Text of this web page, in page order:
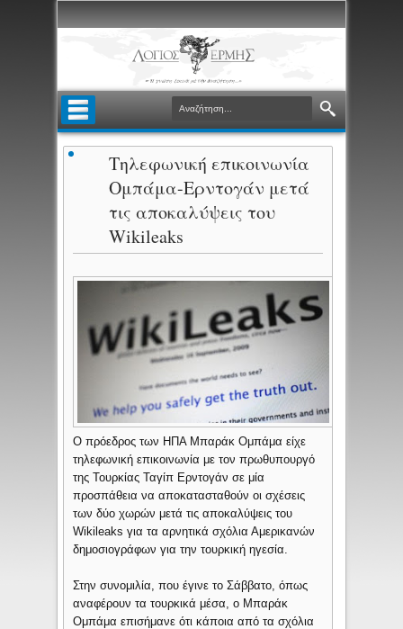
Τηλεφωνική επικοινωνία
Ομπάμα-Ερντογάν μετά
τις αποκαλύψεις του
Wikileaks
Ο πρόεδρος των ΗΠΑ Μπαράκ Ομπάμα είχε
τηλεφωνική επικοινωνία με τον πρωθυπουργό
της Τουρκίας Ταγίπ Ερντογάν σε μία
προσπάθεια να αποκατασταθούν οι σχέσεις
των δύο χωρών μετά τις αποκαλύψεις του
Wikileaks για τα αρνητικά σχόλια Αμερικανών
δημοσιογράφων για την τουρκική ηγεσία.
Στην συνομιλία, που έγινε το Σάββατο, όπως
αναφέρουν τα τουρκικά μέσα, ο Μπαράκ
Ομπάμα επισήμανε ότι κάποια από τα σχόλια